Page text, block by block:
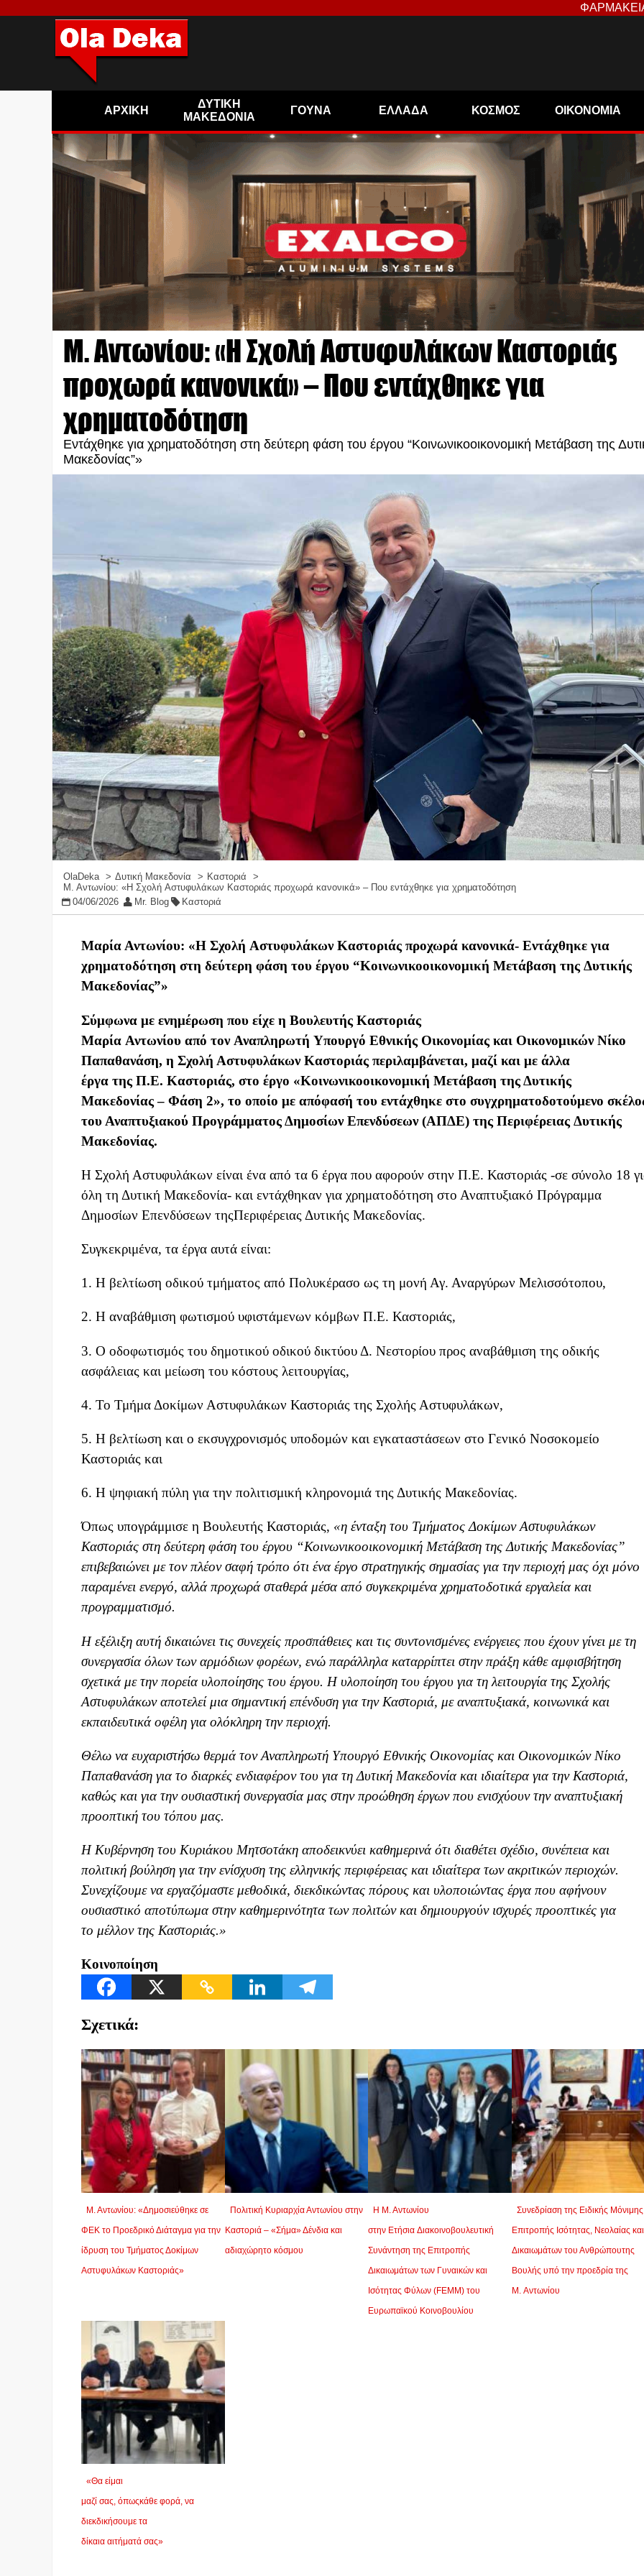
ΑΡΧΙΚΗ
ΔΥΤΙΚΗ
ΜΑΚΕΔΟΝΙΑ
ΓΟΥΝΑ ΕΛΛΑΔΑ ΚΟΣΜΟΣ ΟΙΚΟΝΟΜΙΑ
Μ. Αντωνίου: «Η Σχολή Αστυφυλάκων Καστοριάς
προχωρά κανονικά» – Που εντάχθηκε για
χρηματοδότηση
Εντάχθηκε για χρηματοδότηση στη δεύτερη φάση του έργου “Κοινωνικοοικονομική Μετάβαση της
Μακεδονίας”»
OlaDeka Δυτική Μακεδονία
Καστοριά
Μ. Αντωνίου: «Η Σχολή Αστυφυλάκων Καστοριάς προχωρά κανονικά» – Που εντάχθηκε για χρηματοδότηση
04/06/2026
Mr. Blog Καστοριά
Μαρία Αντωνίου: «Η Σχολή Αστυφυλάκων Καστοριάς προχωρά κανονικά- Εντάχθηκε για
χρηματοδότηση στη δεύτερη φάση του έργου “Κοινωνικοοικονομική Μετάβαση της Δυτικής
Μακεδονίας”»
Σύμφωνα με ενημέρωση που είχε η Βουλευτής Καστοριάς
Μαρία Αντωνίου από τον Αναπληρωτή Υπουργό Εθνικής Οικονομίας και ΟικονομικώνΝίκο
Παπαθανάση, η Σχολή Αστυφυλάκων Καστοριάς περιλαμβάνεται, μαζί και με άλλα
έργα της Π.Ε. Καστοριάς, στο έργο «Κοινωνικοοικονομική Μετάβαση της Δυτικής
Μακεδονίας– Φάση 2», το οποίο με απόφασή του εντάχθηκε στο συγχρηματοδοτούμενο
του Αναπτυξιακού Προγράμματος Δημοσίων Επενδύσεων (ΑΠΔΕ) της Περιφέρειας Δυτικής
Μακεδονίας.
Η Σχολή Αστυφυλάκων είναι ένα από τα 6 έργα που αφορούν στην Π.Ε. Καστοριάς -σε σύνολο 18
όλη τη Δυτική Μακεδονία- και εντάχθηκαν για χρηματοδότηση στο Αναπτυξιακό Πρόγραμμα
Δημοσίων Επενδύσεων τηςΠεριφέρειας Δυτικής Μακεδονίας.
​Συγκεκριμένα, τα έργα αυτά είναι:
1. Η βελτίωση οδικού τμήματος από Πολυκέρασο ως τη μονή Αγ. Αναργύρων Μελισσότοπου,
2. Η αναβάθμιση φωτισμού υφιστάμενων κόμβων Π.Ε. Καστοριάς,
3. Ο οδοφωτισμός του δημοτικού οδικού δικτύου Δ. Νεστορίου προς αναβάθμιση της οδικής
ασφάλειας και μείωση του κόστους λειτουργίας,
4. Το Τμήμα Δοκίμων Αστυφυλάκων Καστοριάς της Σχολής Αστυφυλάκων,
5. Η βελτίωση και ο εκσυγχρονισμός υποδομών και εγκαταστάσεων στο Γενικό Νοσοκομείο
Καστοριάς και
6. Η ψηφιακή πύλη για την πολιτισμική κληρονομιά της Δυτικής Μακεδονίας.
Όπως υπογράμμισε η Βουλευτής Καστοριάς, «η ένταξη του Τμήματος Δοκίμων Αστυφυλάκων
Καστοριάς στη δεύτερη φάση του έργου “Κοινωνικοοικονομική Μετάβαση της Δυτικής Μακεδονίας”
επιβεβαιώνει με τον πλέον σαφή τρόπο ότι ένα έργο στρατηγικής σημασίας για την περιοχή μας όχι μόνο
παραμένει ενεργό, αλλά προχωρά σταθερά μέσα από συγκεκριμένα χρηματοδοτικά εργαλεία και
προγραμματισμό.
Η εξέλιξη αυτή δικαιώνει τις συνεχείς προσπάθειες και τις συντονισμένες ενέργειες που έχουνγίνει με τη
συνεργασία όλων των αρμόδιων φορέων, ενώ παράλληλα καταρρίπτει στην πράξη κάθε αμφισβήτηση
σχετικά με την πορεία υλοποίησης του έργου. Ηυλοποίηση του έργου για τη λειτουργίατης Σχολής
Αστυφυλάκων αποτελεί μια σημαντική επένδυση για την Καστοριά, με αναπτυξιακά, κοινωνικά και
εκπαιδευτικά οφέλη για ολόκληρη την περιοχή.
Θέλω να ευχαριστήσω θερμά τον Αναπληρωτή Υπουργό Εθνικής Οικονομίας και Οικονομικών Νίκο
Παπαθανάση για το διαρκές ενδιαφέρον του για τη Δυτική Μακεδονία και ιδιαίτεραγια την Καστοριά,
καθώς και για την ουσιαστική συνεργασία μας στην προώθηση έργων που ενισχύουν την αναπτυξιακή
προοπτική του τόπου μας.
Η Κυβέρνηση του Κυριάκου Μητσοτάκη αποδεικνύει καθημερινά ότι διαθέτει σχέδιο, συνέπεια και
πολιτική βούληση για την ενίσχυση της ελληνικής περιφέρειας και ιδιαίτερα των ακριτικών περιοχών.
Συνεχίζουμε να εργαζόμαστε μεθοδικά, διεκδικώντας πόρους και υλοποιώντας έργα που αφήνουν
ουσιαστικό αποτύπωμα στην καθημερινότητα των πολιτών και δημιουργούν ισχυρές προοπτικές για
το μέλλον της Καστοριάς.»
Κοινοποίηση
Σχετικά:
Μ. Αντωνίου: «Δημοσιεύθηκε σε
ΦΕΚ το Προεδρικό Διάταγμα για την
ίδρυση του Τμήματος Δοκίμων
Αστυφυλάκων Καστοριάς»
Πολιτική Κυριαρχία Αντωνίου στην
Καστοριά – «Σήμα» Δένδια και
αδιαχώρητο κόσμου
Η Μ. Αντωνίου
στην Ετήσια Διακοινοβουλευτική
Συνάντηση της Επιτροπής
Δικαιωμάτων των Γυναικών και
Ισότητας Φύλων (FEMM) του
Ευρωπαϊκού Κοινοβουλίου
Συνεδρίαση της Ειδικής Μόνιμης
Επιτροπής Ισότητας, Νεολαίας και
Δικαιωμάτων του Ανθρώπουτης
Βουλής υπό την προεδρία της
Μ. Αντωνίου
«Θα είμαι
μαζί σας, όπωςκάθε φορά, να
διεκδικήσουμε τα
δίκαια αιτήματά σας»